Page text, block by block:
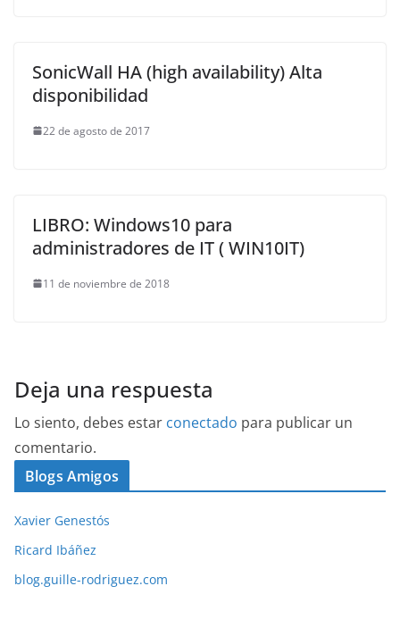
SonicWall HA (high availability) Alta
disponibilidad
22 de agosto de 2017
LIBRO: Windows10 para
administradores de IT ( WIN10IT)
11 de noviembre de 2018
Deja una respuesta
Lo siento, debes estar conectado para publicar un
comentario.
Blogs Amigos
Xavier Genestós
Ricard Ibáñez
blog.guille-rodriguez.com